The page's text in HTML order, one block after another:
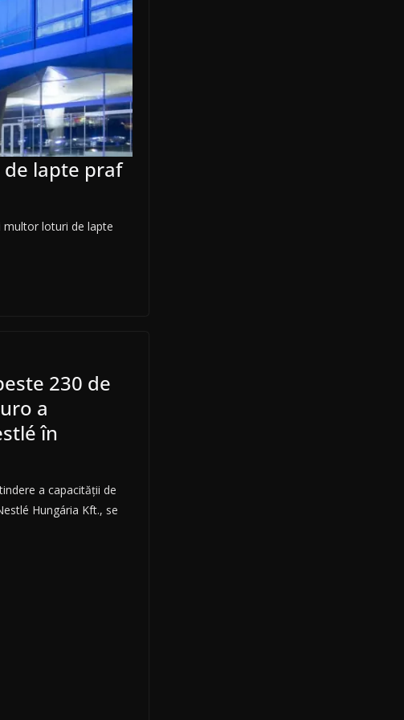
lapte praf
multor loturi de lapte
230 de
a
în
a capacităţii de
Hungária Kft., se